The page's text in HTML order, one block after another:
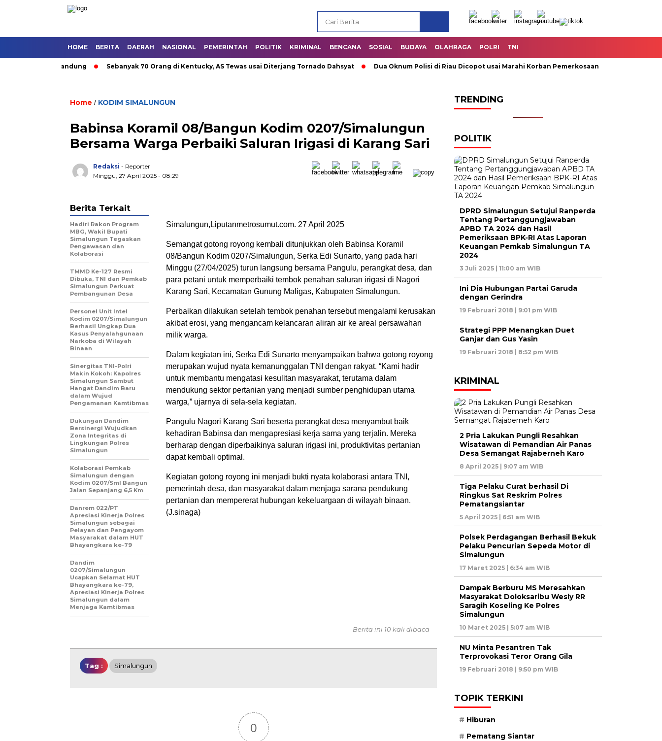
HOME BERITA DAERAH NASIONAL PEMERINTAH POLITIK KRIMINAL BENCANA SOSIAL BUDAYA OLAHRAGA POLRI TNI
Umum di Bandung Sebanyak 70 Orang di Kentucky, AS Tewas usai Diterjang Tornado Dahsyat Dua Oknum Polisi di Riau Dicopot usai Marahi Korban Pemerkosaan
Home / KODIM SIMALUNGUN
Babinsa Koramil 08/Bangun Kodim 0207/Simalungun
Bersama Warga Perbaiki Saluran Irigasi di Karang Sari
Redaksi - Reporter
Minggu, 27 April 2025 - 08:29
Simalungun,Liputanmetrosumut.com. 27 April 2025
Semangat gotong royong kembali ditunjukkan oleh Babinsa Koramil
08/Bangun Kodim 0207/Simalungun, Serka Edi Sunarto, yang pada hari
Minggu (27/04/2025) turun langsung bersama Pangulu, perangkat desa, dan
para petani untuk memperbaiki tembok penahan saluran irigasi di Nagori
Karang Sari, Kecamatan Gunung Maligas, Kabupaten Simalungun.
Perbaikan dilakukan setelah tembok penahan tersebut mengalami kerusakan
akibat erosi, yang mengancam kelancaran aliran air ke areal persawahan
milik warga.
Dalam kegiatan ini, Serka Edi Sunarto menyampaikan bahwa gotong royong
merupakan wujud nyata kemanunggalan TNI dengan rakyat. “Kami hadir
untuk membantu mengatasi kesulitan masyarakat, terutama dalam
mendukung sektor pertanian yang menjadi sumber penghidupan utama
warga,” ujarnya di sela-sela kegiatan.
Pangulu Nagori Karang Sari beserta perangkat desa menyambut baik
kehadiran Babinsa dan mengapresiasi kerja sama yang terjalin. Mereka
berharap dengan diperbaikinya saluran irigasi ini, produktivitas pertanian
dapat kembali optimal.
Kegiatan gotong royong ini menjadi bukti nyata kolaborasi antara TNI,
pemerintah desa, dan masyarakat dalam menjaga sarana pendukung
pertanian dan mempererat hubungan kekeluargaan di wilayah binaan.
(J.sinaga)
Berita Terkait
Hadiri Rakon Program
MBG, Wakil Bupati
Simalungun Tegaskan
Pengawasan dan
Kolaborasi
TMMD Ke-127 Resmi
Dibuka, TNI dan Pemkab
Simalungun Perkuat
Pembangunan Desa
Personel Unit Intel
Kodim 0207/Simalungun
Berhasil Ungkap Dua
Kasus Penyalahgunaan
Narkoba di Wilayah
Binaan
Sinergitas TNI-Polri
Makin Kokoh: Kapolres
Simalungun Sambut
Hangat Dandim Baru
dalam Wujud
Pengamanan Kamtibmas
Dukungan Dandim
Bersinergi Wujudkan
Zona Integritas di
Lingkungan Polres
Simalungun
Kolaborasi Pemkab
Simalungun dengan
Kodim 0207/Sml Bangun
Jalan Sepanjang 6,5 Km
Danrem 022/PT
Apresiasi Kinerja Polres
Simalungun sebagai
Pelayan dan Pengayom
Masyarakat dalam HUT
Bhayangkara ke-79
Dandim
0207/Simalungun
Ucapkan Selamat HUT
Bhayangkara ke-79,
Apresiasi Kinerja Polres
Simalungun dalam
Menjaga Kamtibmas
Berita ini 10 kali dibaca
Tag : Simalungun
0
TRENDING
POLITIK
DPRD Simalungun Setujui Ranperda
Tentang Pertanggungjawaban
APBD TA 2024 dan Hasil
Pemeriksaan BPK-RI Atas Laporan
Keuangan Pemkab Simalungun TA
2024
3 Juli 2025 | 11:00 am WIB
Ini Dia Hubungan Partai Garuda
dengan Gerindra
19 Februari 2018 | 9:01 pm WIB
Strategi PPP Menangkan Duet
Ganjar dan Gus Yasin
19 Februari 2018 | 8:52 pm WIB
KRIMINAL
2 Pria Lakukan Pungli Resahkan
Wisatawan di Pemandian Air Panas
Desa Semangat Rajaberneh Karo
8 April 2025 | 9:07 am WIB
Tiga Pelaku Curat berhasil Di
Ringkus Sat Reskrim Polres
Pematangsiantar
5 April 2025 | 6:51 am WIB
Polsek Perdagangan Berhasil Bekuk
Pelaku Pencurian Sepeda Motor di
Simalungun
17 Maret 2025 | 6:34 am WIB
Dampak Berburu MS Meresahkan
Masyarakat Doloksaribu Wesly RR
Saragih Koseling Ke Polres
Simalungun
10 Maret 2025 | 5:07 am WIB
NU Minta Pesantren Tak
Terprovokasi Teror Orang Gila
19 Februari 2018 | 9:50 pm WIB
TOPIK TERKINI
Hiburan
Pematang Siantar